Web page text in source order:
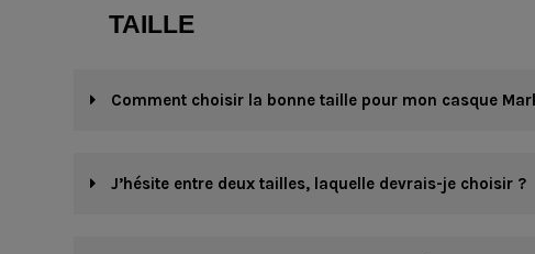
TAILLE
Comment choisir la bonne taille pour mon casque
J’hésite entre deux tailles, laquelle devrais-je choisir ?